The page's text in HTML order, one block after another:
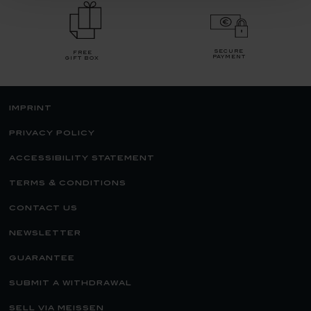
free
gift box
secure
payment
imprint
privacy policy
accessibility statement
terms & conditions
contact us
newsletter
guarantee
submit a withdrawal
sell via meissen